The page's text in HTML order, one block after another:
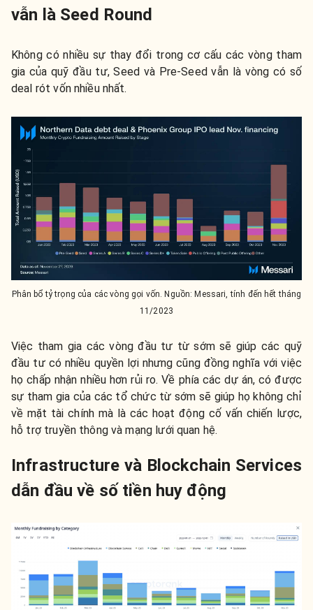
vẫn là Seed Round
Không có nhiều sự thay đổi trong cơ cấu các vòng tham
gia của quỹ đầu tư, Seed và Pre-Seed vẫn là vòng có số
deal rót vốn nhiều nhất.
Phân bổ tỷ trọng của các vòng gọi vốn. Nguồn: Messari, tính đến hết tháng
11/2023
Việc tham gia các vòng đầu tư từ sớm sẽ giúp các quỹ
đầu tư có nhiều quyền lợi nhưng cũng đồng nghĩa với việc
họ chấp nhận nhiều hơn rủi ro. Về phía các dự án, có được
sự tham gia của các tổ chức từ sớm sẽ giúp họ không chỉ
về mặt tài chính mà là các hoạt động cố vấn chiến lược,
hỗ trợ truyền thông và mạng lưới quan hệ.
Infrastructure và Blockchain Services
dẫn đầu về số tiền huy động